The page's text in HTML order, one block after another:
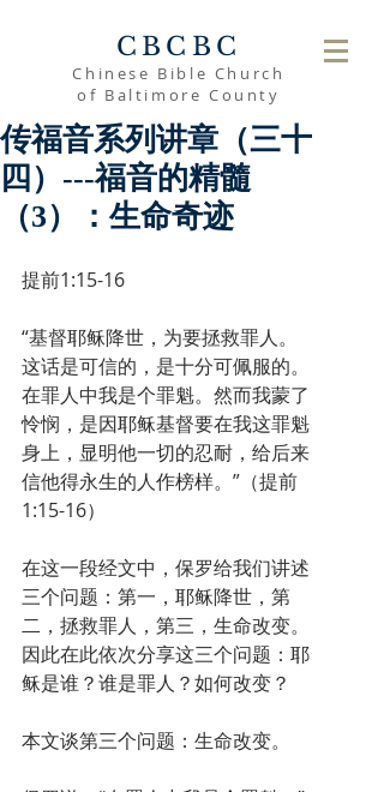
CBCBC
Chinese Bible Church
of Baltimore County
传福音系列讲章（三十
四）---福音的精髓
（3）：生命奇迹
提前1:15-16
“基督耶稣降世，为要拯救罪人。
这话是可信的，是十分可佩服的。
在罪人中我是个罪魁。然而我蒙了
怜悯，是因耶稣基督要在我这罪魁
身上，显明他一切的忍耐，给后来
信他得永生的人作榜样。”（提前
1:15-16）
在这一段经文中，保罗给我们讲述
三个问题：第一，耶稣降世，第
二，拯救罪人，第三，生命改变。
因此在此依次分享这三个问题：耶
稣是谁？谁是罪人？如何改变？
本文谈第三个问题：生命改变。